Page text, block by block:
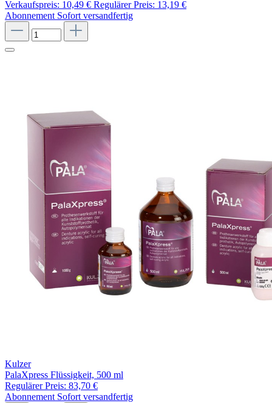
Verkaufspreis: 10,49 € Regulärer Preis: 13,19 €
Abonnement Sofort versandfertig
Kulzer
PalaXpress Flüssigkeit, 500 ml
Regulärer Preis: 83,70 €
Abonnement Sofort versandfertig